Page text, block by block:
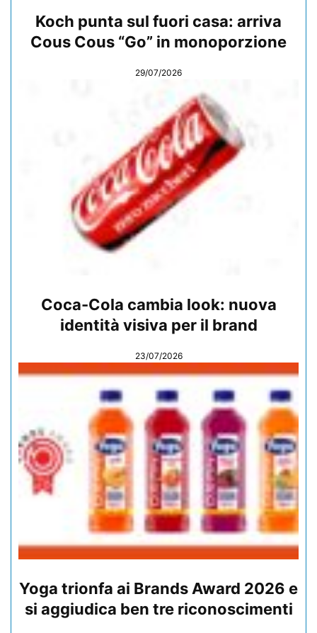
Koch punta sul fuori casa: arriva
Cous Cous “Go” in monoporzione
29/07/2026
Coca-Cola cambia look: nuova
identità visiva per il brand
23/07/2026
Yoga trionfa ai Brands Award 2026 e
si aggiudica ben tre riconoscimenti